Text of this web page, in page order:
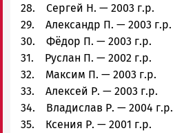
28. Сергей Н. — 2003 г.р.
29. Александр П. — 2003 г.р.
30. Фёдор П. — 2003 г.р.
31. Руслан П. — 2002 г.р.
32. Максим П. — 2003 г.р.
33. Алексей Р. — 2003 г.р.
34. Владислав Р. — 2004 г.р.
35. Ксения Р. — 2001 г.р.